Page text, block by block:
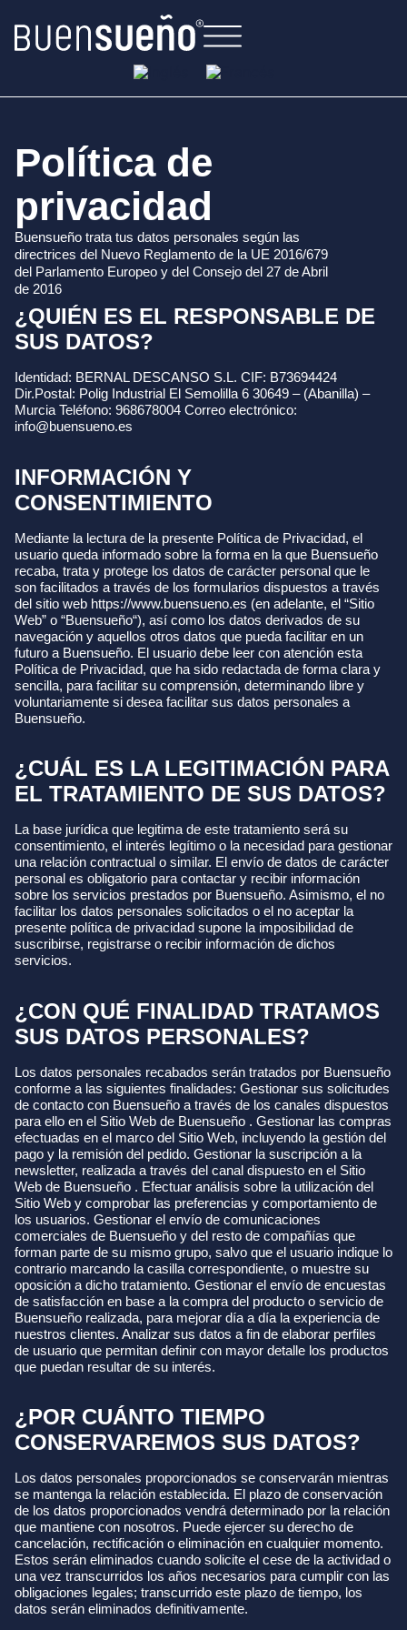
Política de
privacidad
Buensueño trata tus datos personales según las
directrices del Nuevo Reglamento de la UE 2016/679
del Parlamento Europeo y del Consejo del 27 de Abril
de 2016
¿QUIÉN ES EL RESPONSABLE DE
SUS DATOS?
Identidad: BERNAL DESCANSO S.L. CIF: B73694424
Dir.Postal: Polig Industrial El Semolilla 6 30649 – (Abanilla) –
Murcia Teléfono: 968678004 Correo electrónico:
info@buensueno.es
INFORMACIÓN Y
CONSENTIMIENTO
Mediante la lectura de la presente Política de Privacidad, el
usuario queda informado sobre la forma en la que Buensueño
recaba, trata y protege los datos de carácter personal que le
son facilitados a través de los formularios dispuestos a través
del sitio web https://www.buensueno.es (en adelante, el “Sitio
Web” o “Buensueño“), así como los datos derivados de su
navegación y aquellos otros datos que pueda facilitar en un
futuro a Buensueño. El usuario debe leer con atención esta
Política de Privacidad, que ha sido redactada de forma clara y
sencilla, para facilitar su comprensión, determinando libre y
voluntariamente si desea facilitar sus datos personales a
Buensueño.
¿CUÁL ES LA LEGITIMACIÓN PARA
EL TRATAMIENTO DE SUS DATOS?
La base jurídica que legitima de este tratamiento será su
consentimiento, el interés legítimo o la necesidad para gestionar
una relación contractual o similar. El envío de datos de carácter
personal es obligatorio para contactar y recibir información
sobre los servicios prestados por Buensueño. Asimismo, el no
facilitar los datos personales solicitados o el no aceptar la
presente política de privacidad supone la imposibilidad de
suscribirse, registrarse o recibir información de dichos
servicios.
¿CON QUÉ FINALIDAD TRATAMOS
SUS DATOS PERSONALES?
Los datos personales recabados serán tratados por Buensueño
conforme a las siguientes finalidades: Gestionar sus solicitudes
de contacto con Buensueño a través de los canales dispuestos
para ello en el Sitio Web de Buensueño . Gestionar las compras
efectuadas en el marco del Sitio Web, incluyendo la gestión del
pago y la remisión del pedido. Gestionar la suscripción a la
newsletter, realizada a través del canal dispuesto en el Sitio
Web de Buensueño . Efectuar análisis sobre la utilización del
Sitio Web y comprobar las preferencias y comportamiento de
los usuarios. Gestionar el envío de comunicaciones
comerciales de Buensueño y del resto de compañías que
forman parte de su mismo grupo, salvo que el usuario indique lo
contrario marcando la casilla correspondiente, o muestre su
oposición a dicho tratamiento. Gestionar el envío de encuestas
de satisfacción en base a la compra del producto o servicio de
Buensueño realizada, para mejorar día a día la experiencia de
nuestros clientes. Analizar sus datos a fin de elaborar perfiles
de usuario que permitan definir con mayor detalle los productos
que puedan resultar de su interés.
¿POR CUÁNTO TIEMPO
CONSERVAREMOS SUS DATOS?
Los datos personales proporcionados se conservarán mientras
se mantenga la relación establecida. El plazo de conservación
de los datos proporcionados vendrá determinado por la relación
que mantiene con nosotros. Puede ejercer su derecho de
cancelación, rectificación o eliminación en cualquier momento.
Estos serán eliminados cuando solicite el cese de la actividad o
una vez transcurridos los años necesarios para cumplir con las
obligaciones legales; transcurrido este plazo de tiempo, los
datos serán eliminados definitivamente.